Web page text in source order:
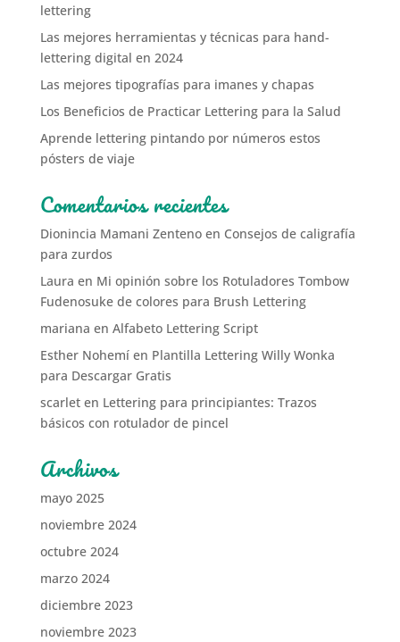
lettering
Las mejores herramientas y técnicas para hand-
lettering digital en 2024
Las mejores tipografías para imanes y chapas
Los Beneficios de Practicar Lettering para la Salud
Aprende lettering pintando por números estos
pósters de viaje
Comentarios recientes
Dionincia Mamani Zentenoen Consejos de caligrafía
para zurdos
Laura en Mi opinión sobre los Rotuladores Tombow
Fudenosuke de colores para Brush Lettering
mariana en Alfabeto Lettering Script
Esther Nohemíen Plantilla Lettering Willy Wonka
para Descargar Gratis
scarleten Lettering para principiantes: Trazos
básicos con rotulador de pincel
Archivos
mayo 2025
noviembre 2024
octubre 2024
marzo 2024
diciembre 2023
noviembre 2023